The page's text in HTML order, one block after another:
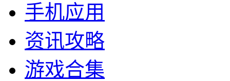
手机应用
资讯攻略
游戏合集